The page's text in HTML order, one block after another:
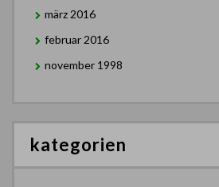
märz 2016
februar 2016
november 1998
kategorien